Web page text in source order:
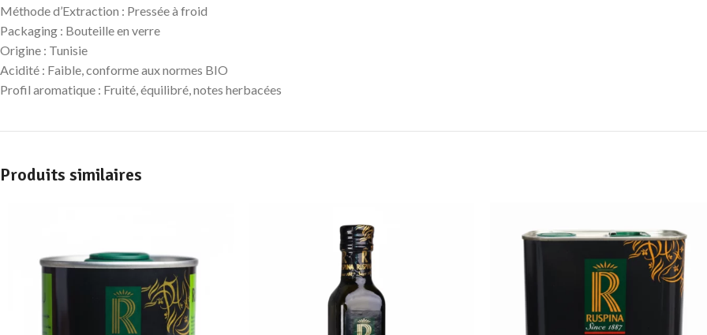
Méthode d’Extraction : Pressée à froid
Packaging : Bouteille en verre
Origine : Tunisie
Acidité : Faible, conforme aux normes BIO
Profil aromatique : Fruité, équilibré, notes herbacées
Produits similaires